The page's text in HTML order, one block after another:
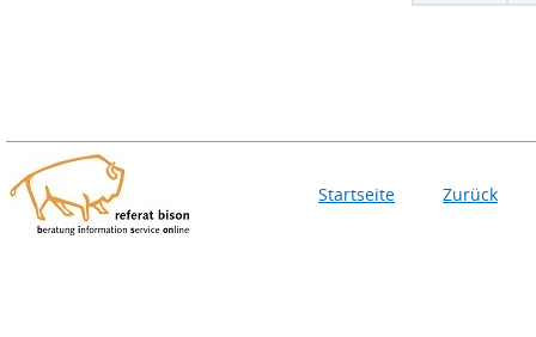
Startseite Zurück